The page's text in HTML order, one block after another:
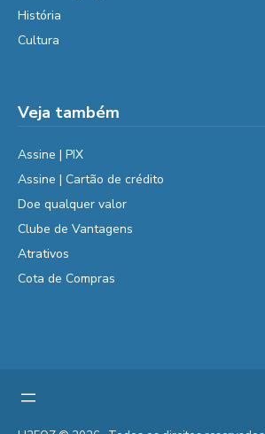
História
Cultura
Veja também
Assine | PIX
Assine | Cartão de crédito
Doe qualquer valor
Clube de Vantagens
Atrativos
Cota de Compras